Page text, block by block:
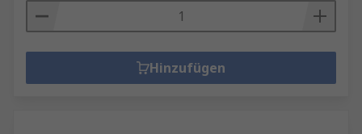
Hinzufügen